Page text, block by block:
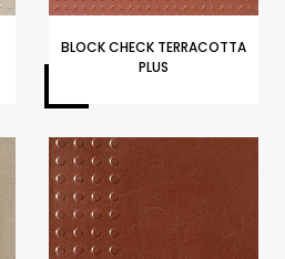
BLOCK CHECK TERRACOTTA
PLUS